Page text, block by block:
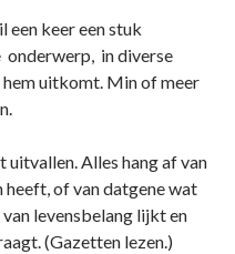
een keer een stuk
onderwerp, in diverse
hem uitkomt. Min of meer
Alles hang af van
heeft, of van datgene wat
levensbelang lijkt en
(Gazetten lezen.)